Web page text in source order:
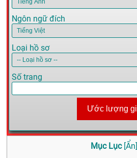
Ngôn ngữ đích
Loại hồ sơ
Số trang
Ước lượng
Mục Lục [Ẩn]